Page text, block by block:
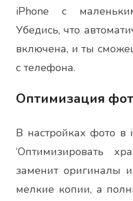
iPhone с
Убедись, что
включена, и ты
с телефона.
Оптимизация
В настройках фото
‘Оптимизировать
заменит оригиналы
мелкие копии, а